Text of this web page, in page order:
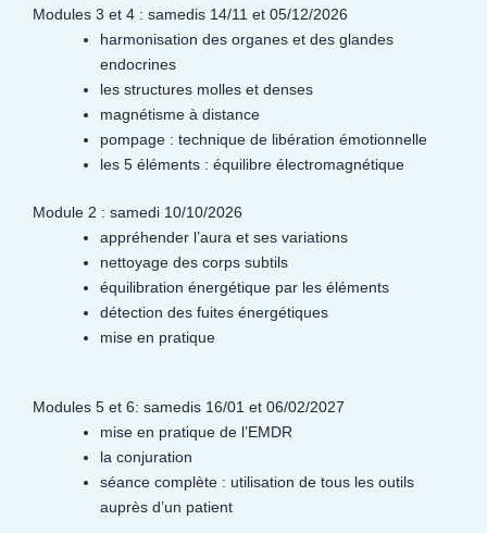
Modules 3 et 4 : samedis 14/11 et 05/12/2026
harmonisation des organes et des glandes
endocrines
les structures molles et denses
magnétisme à distance
pompage : technique de libération émotionnelle
les 5 éléments : équilibre électromagnétique
Module 2 : samedi 10/10/2026
appréhender l’aura et ses variations
nettoyage des corps subtils
équilibration énergétique par les éléments
détection des fuites énergétiques
mise en pratique
Modules 5 et 6: samedis 16/01 et 06/02/2027
mise en pratique de l’EMDR
la conjuration
séance complète : utilisation de tous les outils
auprès d’un patient